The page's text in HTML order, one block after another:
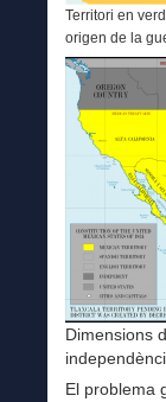
Territori en
origen de la
Dimensions
El problema